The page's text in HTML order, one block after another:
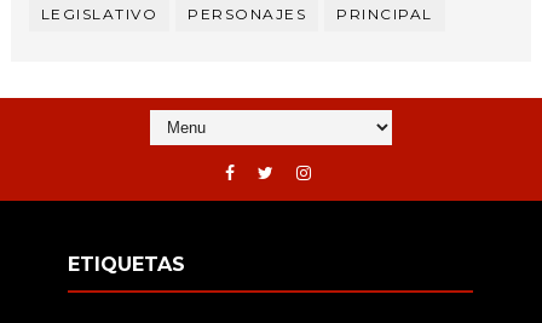
LEGISLATIVO PERSONAJES PRINCIPAL
ETIQUETAS